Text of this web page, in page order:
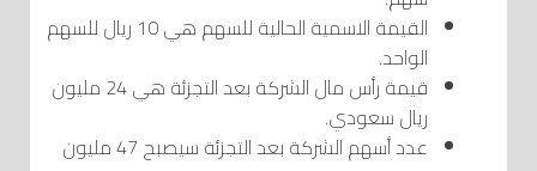
القيمة الاسمية الحالية للسهم هي 10 ريال للسهم
الواحد.
قيمة رأس مال الشركة بعد التجزئة هي 24 مليون
ريال سعودي.
عدد أسهم الشركة بعد التجزئة سيصبح 47 مليون